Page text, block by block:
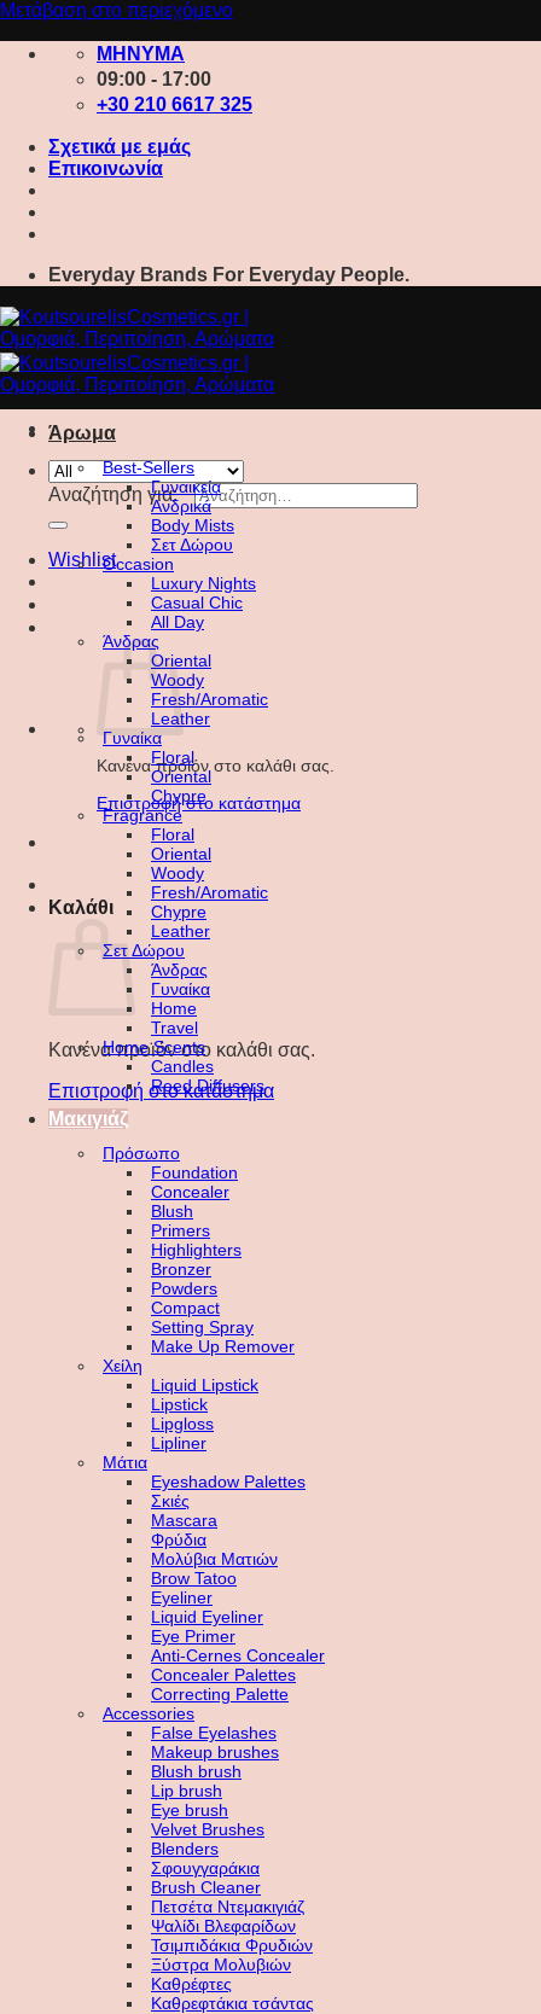
Μετάβαση στο περιεχόμενο
ΜΗΝΥΜΑ
09:00 - 17:00
+30 210 6617 325
Σχετικά με εμάς
Επικοινωνία
Everyday Brands For Everyday People.
Αναζήτηση για:
Wishlist
Κανένα προϊόν στο καλάθι σας.
Επιστροφή στο κατάστημα
Καλάθι
Κανένα προϊόν στο καλάθι σας.
Επιστροφή στο κατάστημα
Άρωμα
Best-Sellers
Γυναικεία
Ανδρικά
Body Mists
Σετ Δώρου
Occasion
Luxury Nights
Casual Chic
All Day
Άνδρας
Oriental
Woody
Fresh/Aromatic
Leather
Γυναίκα
Floral
Oriental
Chypre
Fragrance
Floral
Oriental
Woody
Fresh/Aromatic
Chypre
Leather
Σετ Δώρου
Άνδρας
Γυναίκα
Home
Travel
Home Scents
Candles
Reed Diffusers
Μακιγιάζ
Πρόσωπο
Foundation
Concealer
Blush
Primers
Highlighters
Bronzer
Powders
Compact
Setting Spray
Make Up Remover
Χείλη
Liquid Lipstick
Lipstick
Lipgloss
Lipliner
Μάτια
Eyeshadow Palettes
Σκιές
Mascara
Φρύδια
Μολύβια Ματιών
Brow Tatoo
Eyeliner
Liquid Eyeliner
Eye Primer
Anti-Cernes Concealer
Concealer Palettes
Correcting Palette
Accessories
False Eyelashes
Makeup brushes
Blush brush
Lip brush
Eye brush
Velvet Brushes
Blenders
Σφουγγαράκια
Brush Cleaner
Πετσέτα Ντεμακιγιάζ
Ψαλίδι Βλεφαρίδων
Τσιμπιδάκια Φρυδιών
Ξύστρα Μολυβιών
Καθρέφτες
Καθρεφτάκια τσάντας